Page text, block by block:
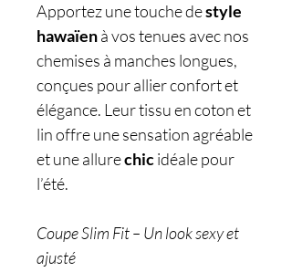
Apportez une touche destyle
hawaïenà vos tenues avec nos
chemises à manches longues,
conçues pour allier confort et
élégance. Leur tissu en coton et
lin offre une sensation agréable
et une allurechicidéale pour
l’été.
Coupe Slim Fit – Un look sexy et
ajusté